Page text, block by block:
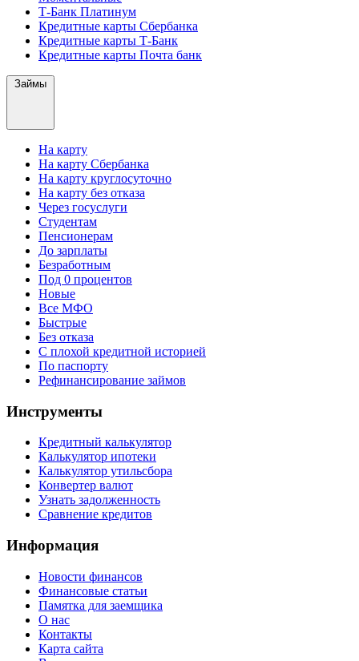
Т-Банк Платинум
Кредитные карты Сбербанка
Кредитные карты Т-Банк
Кредитные карты Почта банк
Займы
На карту
На карту Сбербанка
На карту круглосуточно
На карту без отказа
Через госуслуги
Студентам
Пенсионерам
До зарплаты
Безработным
Под 0 процентов
Новые
Все МФО
Быстрые
Без отказа
С плохой кредитной историей
По паспорту
Рефинансирование займов
Инструменты
Кредитный калькулятор
Калькулятор ипотеки
Калькулятор утильсбора
Конвертер валют
Узнать задолженность
Сравнение кредитов
Информация
Новости финансов
Финансовые статьи
Памятка для заемщика
О нас
Контакты
Карта сайта